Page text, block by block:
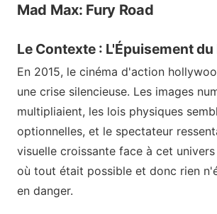
Mad Max: Fury Road
Le Contexte : L'Épuisement
En 2015, le cinéma d'action
une crise silencieuse. Les images
multipliaient, les lois physiques
optionnelles, et le spectateur
visuelle croissante face à cet
où tout était possible et donc rien
en danger.